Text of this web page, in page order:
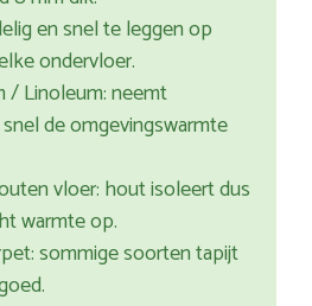
en snel te leggen op
ondervloer.
/ Linoleum: neemt
de omgevingswarmte
vloer: hout isoleert dus
warmte op.
sommige soorten tapijt